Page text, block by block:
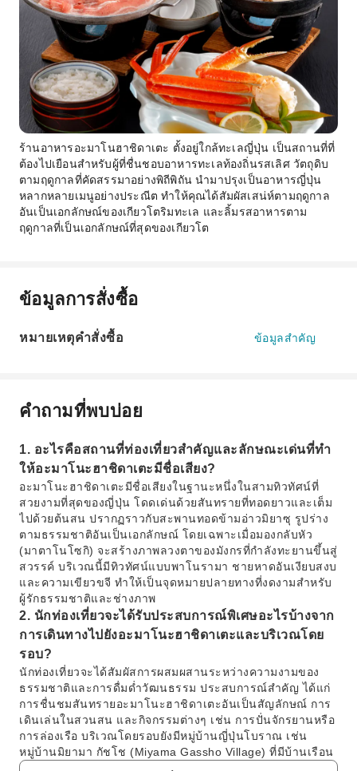
ร้านอาหารอะมาโนฮาชิดาเตะ ตั้งอยู่ใกล้ทะเลญี่ปุ่น เป็นสถานที่ที่
ต้องไปเยือนสำหรับผู้ที่ชื่นชอบอาหารทะเลท้องถิ่นรสเลิศ วัตถุดิบ
ตามฤดูกาลที่คัดสรรมาอย่างพิถีพิถัน นำมาปรุงเป็นอาหารญี่ปุ่น
หลากหลายเมนูอย่างประณีต ทำให้คุณได้สัมผัสเสน่ห์ตามฤดูกาล
อันเป็นเอกลักษณ์ของเกียวโตริมทะเล และลิ้มรสอาหารตาม
ฤดูกาลที่เป็นเอกลักษณ์ที่สุดของเกียวโต
ข้อมูลการสั่งซื้อ
หมายเหตุคำสั่งซื้อ ข้อมูลสำคัญ
คำถามที่พบบ่อย
1. อะไรคือสถานที่ท่องเที่ยวสำคัญและลักษณะเด่นที่ทำ
ให้อะมาโนะฮาชิดาเตะมีชื่อเสียง?
อะมาโนะฮาชิดาเตะมีชื่อเสียงในฐานะหนึ่งในสามทิวทัศน์ที่
สวยงามที่สุดของญี่ปุ่น โดดเด่นด้วยสันทรายที่ทอดยาวและเต็ม
ไปด้วยต้นสน ปรากฏราวกับสะพานทอดข้ามอ่าวมิยาซุ รูปร่าง
ตามธรรมชาติอันเป็นเอกลักษณ์ โดยเฉพาะเมื่อมองกลับหัว
(มาตาโนโซกิ) จะสร้างภาพลวงตาของมังกรที่กำลังทะยานขึ้นสู่
สวรรค์ บริเวณนี้มีทิวทัศน์แบบพาโนรามา ชายหาดอันเงียบสงบ
และความเขียวขจี ทำให้เป็นจุดหมายปลายทางที่งดงามสำหรับ
ผู้รักธรรมชาติและช่างภาพ
2. นักท่องเที่ยวจะได้รับประสบการณ์พิเศษอะไรบ้างจาก
การเดินทางไปยังอะมาโนะฮาชิดาเตะและบริเวณโดย
รอบ?
นักท่องเที่ยวจะได้สัมผัสการผสมผสานระหว่างความงามของ
ธรรมชาติและการดื่มด่ำวัฒนธรรม ประสบการณ์สำคัญ ได้แก่
การชื่นชมสันทรายอะมาโนะฮาชิดาเตะอันเป็นสัญลักษณ์ การ
เดินเล่นในสวนสน และกิจกรรมต่างๆ เช่น การปั่นจักรยานหรือ
การล่องเรือ บริเวณโดยรอบยังมีหมู่บ้านญี่ปุ่นโบราณ เช่น
หมู่บ้านมิยามา กัชโช (Miyama Gassho Village) ที่มีบ้านเรือน
หลังคาจากอันเป็นเอกลักษณ์ และจุดที่เงียบสงบอย่างอุทยานอุ